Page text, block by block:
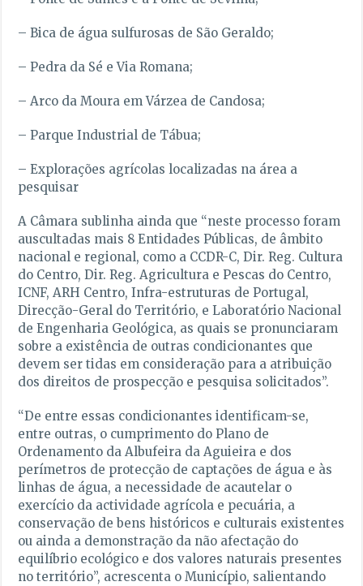
– Bica de água sulfurosas de São Geraldo;
– Pedra da Sé e Via Romana;
– Arco da Moura em Várzea de Candosa;
– Parque Industrial de Tábua;
– Explorações agrícolas localizadas na área a
pesquisar
A Câmara sublinha ainda que “neste processo foram
auscultadas mais 8 Entidades Públicas, de âmbito
nacional e regional, como a CCDR-C, Dir. Reg. Cultura
do Centro, Dir. Reg. Agricultura e Pescas do Centro,
ICNF, ARH Centro, Infra-estruturas de Portugal,
Direcção-Geral do Território, e Laboratório Nacional
de Engenharia Geológica, as quais se pronunciaram
sobre a existência de outras condicionantes que
devem ser tidas em consideração para a atribuição
dos direitos de prospecção e pesquisa solicitados”.
“De entre essas condicionantes identificam-se,
entre outras, o cumprimento do Plano de
Ordenamento da Albufeira da Aguieira e dos
perímetros de protecção de captações de água e às
linhas de água, a necessidade de acautelar o
exercício da actividade agrícola e pecuária, a
conservação de bens históricos e culturais existentes
ou ainda a demonstração da não afectação do
equilíbrio ecológico e dos valores naturais presentes
no território”, acrescenta o Município, salientando